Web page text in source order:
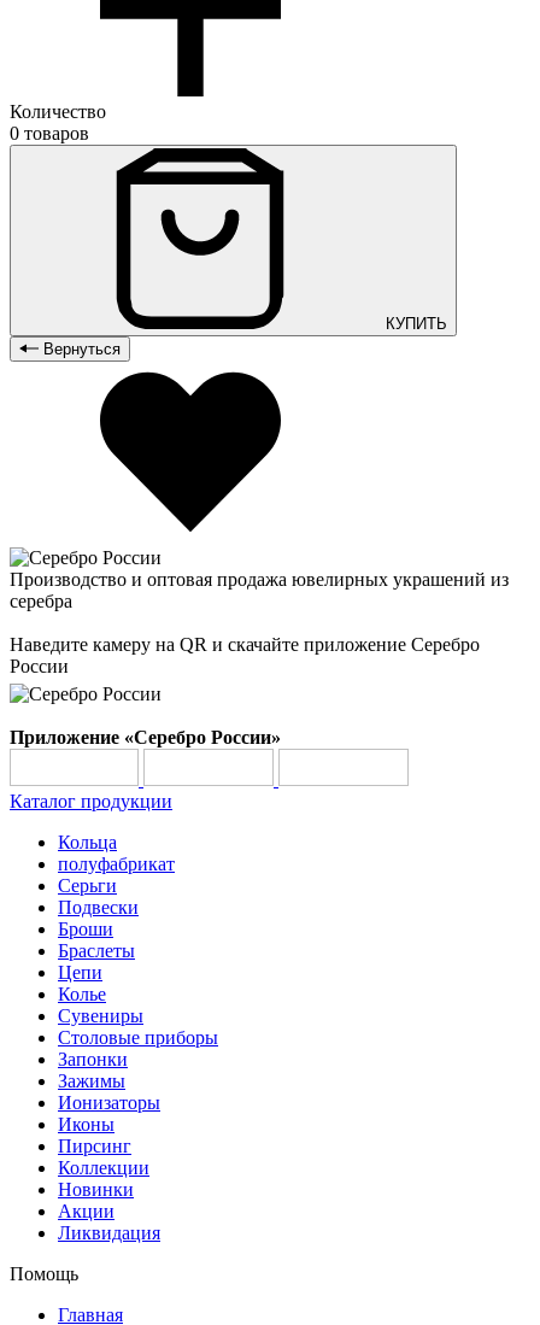
Количество
0 товаров
КУПИТЬ
Вернуться
Производство и оптовая продажа ювелирных украшений из
серебра
Наведите камеру на QR и скачайте приложение Серебро
России
Приложение «Серебро России»
Каталог продукции
Кольца
полуфабрикат
Серьги
Подвески
Броши
Браслеты
Цепи
Колье
Сувениры
Столовые приборы
Запонки
Зажимы
Ионизаторы
Иконы
Пирсинг
Коллекции
Новинки
Акции
Ликвидация
Помощь
Главная